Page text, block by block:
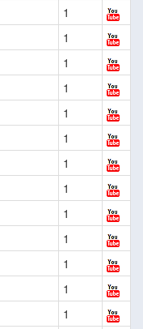
1
1
1
1
1
1
1
1
1
1
1
1
1